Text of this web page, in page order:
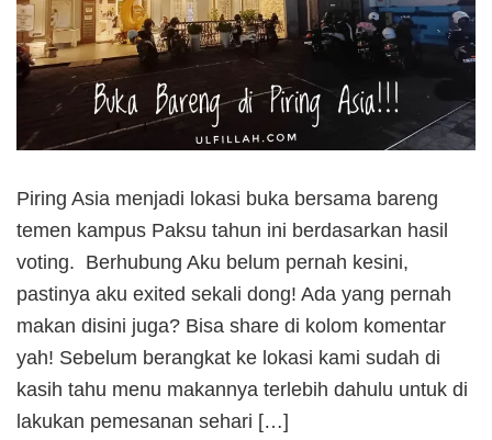
Piring Asia menjadi lokasi buka bersama bareng
temen kampus Paksu tahun ini berdasarkan hasil
voting. Berhubung Aku belum pernah kesini,
pastinya aku exited sekali dong! Ada yang pernah
makan disini juga? Bisa share di kolom komentar
yah! Sebelum berangkat ke lokasi kami sudah di
kasih tahu menu makannya terlebih dahulu untuk di
lakukan pemesanan sehari […]